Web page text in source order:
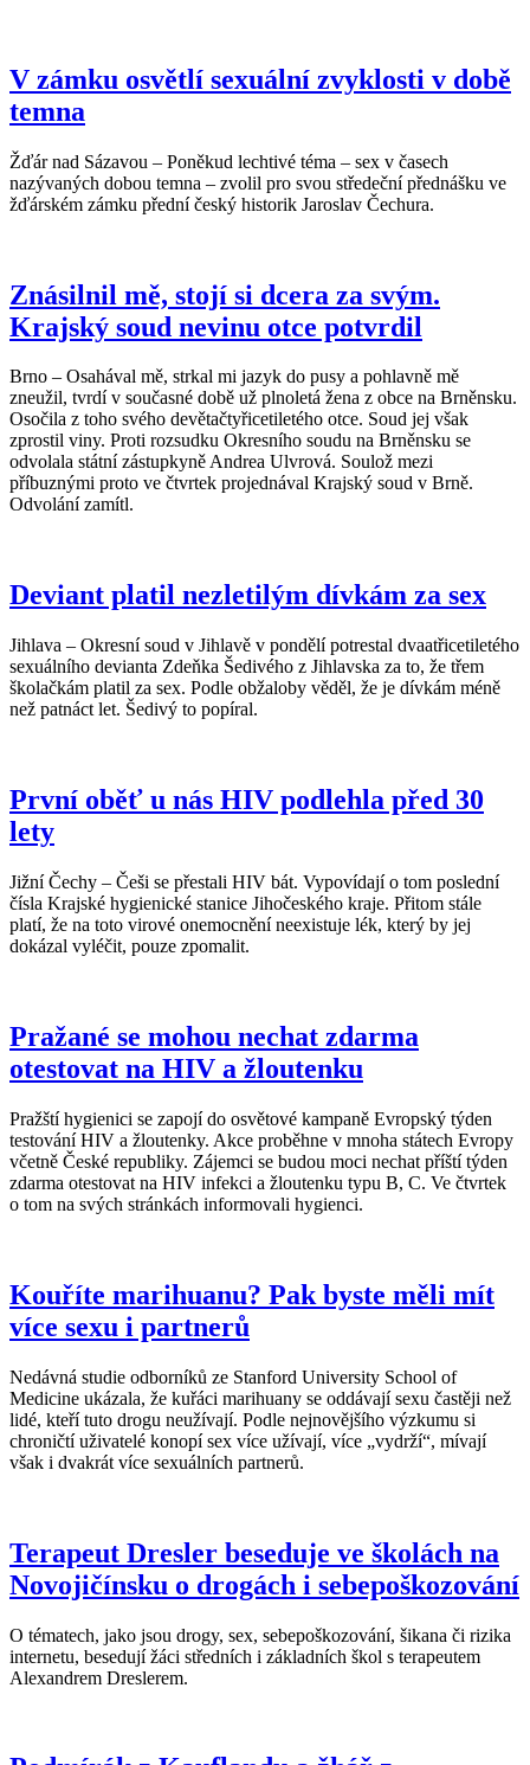
V zámku osvětlí sexuální zvyklosti v době
temna
Žďár nad Sázavou – Poněkud lechtivé téma – sex v časech
nazývaných dobou temna – zvolil pro svou středeční přednášku ve
žďárském zámku přední český historik Jaroslav Čechura.
Znásilnil mě, stojí si dcera za svým.
Krajský soud nevinu otce potvrdil
Brno – Osahával mě, strkal mi jazyk do pusy a pohlavně mě
zneužil, tvrdí v současné době už plnoletá žena z obce na Brněnsku.
Osočila z toho svého devětačtyřicetiletého otce. Soud jej však
zprostil viny. Proti rozsudku Okresního soudu na Brněnsku se
odvolala státní zástupkyně Andrea Ulvrová. Soulož mezi
příbuznými proto ve čtvrtek projednával Krajský soud v Brně.
Odvolání zamítl.
Deviant platil nezletilým dívkám za sex
Jihlava – Okresní soud v Jihlavě v pondělí potrestal dvaatřicetiletého
sexuálního devianta Zdeňka Šedivého z Jihlavska za to, že třem
školačkám platil za sex. Podle obžaloby věděl, že je dívkám méně
než patnáct let. Šedivý to popíral.
První oběť u nás HIV podlehla před 30
lety
Jižní Čechy – Češi se přestali HIV bát. Vypovídají o tom poslední
čísla Krajské hygienické stanice Jihočeského kraje. Přitom stále
platí, že na toto virové onemocnění neexistuje lék, který by jej
dokázal vyléčit, pouze zpomalit.
Pražané se mohou nechat zdarma
otestovat na HIV a žloutenku
Pražští hygienici se zapojí do osvětové kampaně Evropský týden
testování HIV a žloutenky. Akce proběhne v mnoha státech Evropy
včetně České republiky. Zájemci se budou moci nechat příští týden
zdarma otestovat na HIV infekci a žloutenku typu B, C. Ve čtvrtek
o tom na svých stránkách informovali hygienci.
Kouříte marihuanu? Pak byste měli mít
více sexu i partnerů
Nedávná studie odborníků ze Stanford University School of
Medicine ukázala, že kuřáci marihuany se oddávají sexu častěji než
lidé, kteří tuto drogu neužívají. Podle nejnovějšího výzkumu si
chroničtí uživatelé konopí sex více užívají, více „vydrží“, mívají
však i dvakrát více sexuálních partnerů.
Terapeut Dresler beseduje ve školách na
Novojičínsku o drogách i sebepoškozování
O tématech, jako jsou drogy, sex, sebepoškozování, šikana či rizika
internetu, besedují žáci středních i základních škol s terapeutem
Alexandrem Dreslerem.